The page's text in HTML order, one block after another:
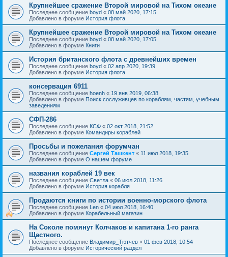
Крупнейшее сражение Второй мировой на Тихом океане
Последнее сообщение boyd « 08 май 2020, 17:15
Добавлено в форуме История флота
Крупнейшее сражение Второй мировой на Тихом океане
Последнее сообщение boyd « 08 май 2020, 17:05
Добавлено в форуме Книги
История британского флота с древнейших времен
Последнее сообщение boyd « 02 апр 2020, 19:39
Добавлено в форуме История флота
консервация 6911
Последнее сообщение hoenh « 19 янв 2019, 06:38
Добавлено в форуме Поиск сослуживцев по кораблям, частям, учебным
заведениям
СФП-286
Последнее сообщение КСФ « 02 окт 2018, 21:52
Добавлено в форуме Командиры кораблей
Просьбы и пожелания форумчан
Последнее сообщение Сергей Ташкент « 11 июл 2018, 19:35
Добавлено в форуме О нашем форуме
названия кораблей 19 век
Последнее сообщение Cветла « 06 июл 2018, 11:26
Добавлено в форуме История корабля
Продаются книги по истории военно-морского флота
Последнее сообщение Len « 04 июл 2018, 16:40
Добавлено в форуме Корабельный магазин
На Соколе помянут Колчаков и капитана 1-го ранга
Щастного.
Последнее сообщение Владимир_Тютчев « 01 фев 2018, 10:54
Добавлено в форуме Исторический раздел